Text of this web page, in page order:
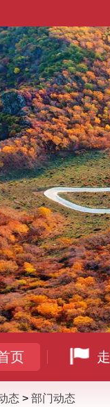
页
态 > 部门动态